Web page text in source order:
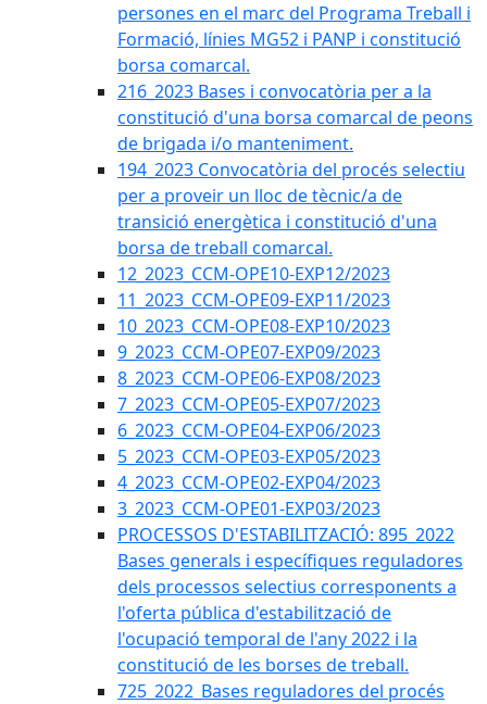
persones en el marc del Programa Treball i
Formació, línies MG52 i PANP i constitució
borsa comarcal.
216_2023 Bases i convocatòria per a la
constitució d'una borsa comarcal de peons
de brigada i/o manteniment.
194_2023 Convocatòria del procés selectiu
per a proveir un lloc de tècnic/a de
transició energètica i constitució d'una
borsa de treball comarcal.
12_2023_CCM-OPE10-EXP12/2023
11_2023_CCM-OPE09-EXP11/2023
10_2023_CCM-OPE08-EXP10/2023
9_2023_CCM-OPE07-EXP09/2023
8_2023_CCM-OPE06-EXP08/2023
7_2023_CCM-OPE05-EXP07/2023
6_2023_CCM-OPE04-EXP06/2023
5_2023_CCM-OPE03-EXP05/2023
4_2023_CCM-OPE02-EXP04/2023
3_2023_CCM-OPE01-EXP03/2023
PROCESSOS D'ESTABILITZACIÓ: 895_2022
Bases generals i específiques reguladores
dels processos selectius corresponents a
l'oferta pública d'estabilització de
l'ocupació temporal de l'any 2022 i la
constitució de les borses de treball.
725_2022_Bases reguladores del procés